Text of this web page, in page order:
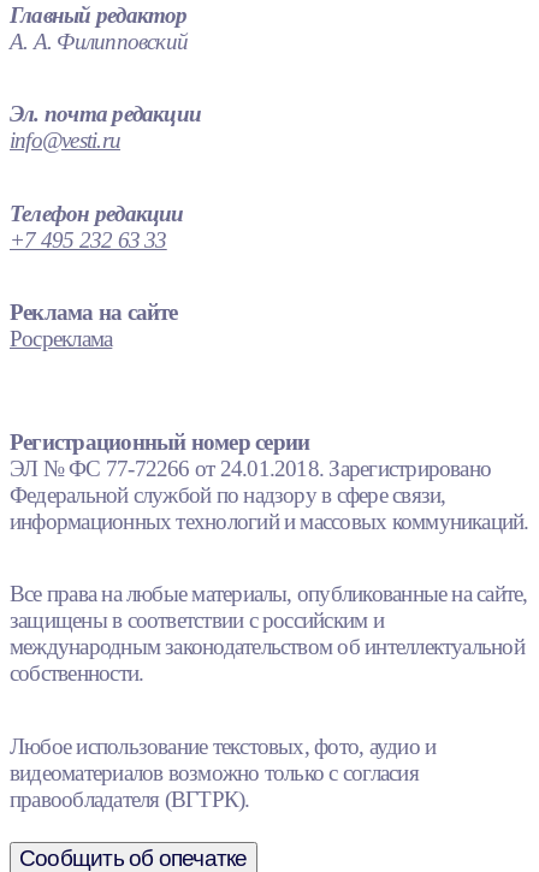
Главный редактор
А. А. Филипповский
Эл. почта редакции
info@vesti.ru
Телефон редакции
+7 495 232 63 33
Реклама на сайте
Росреклама
Регистрационный номер серии
ЭЛ № ФС 77-72266 от 24.01.2018. Зарегистрировано
Федеральной службой по надзору в сфере связи,
информационных технологий и массовых коммуникаций.
Все права на любые материалы, опубликованные на сайте,
защищены в соответствии с российским и
международным законодательством об интеллектуальной
собственности.
Любое использование текстовых, фото, аудио и
видеоматериалов возможно только с согласия
правообладателя (ВГТРК).
Сообщить об опечатке